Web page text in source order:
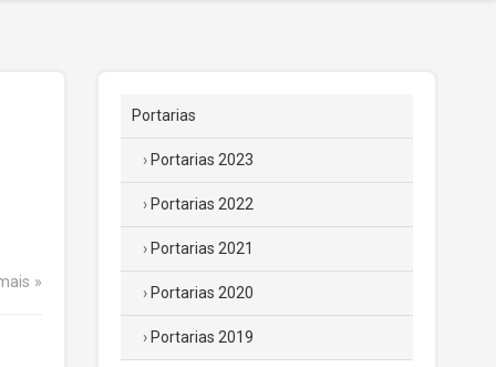
Portarias
Portarias 2023
Portarias 2022
Portarias 2021
Portarias 2020
Portarias 2019